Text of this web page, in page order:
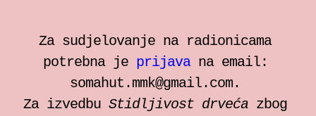
Za sudjelovanje na radionicama
potrebna je prijavana email:
somahut.mmk@gmail.com.
Za izvedbu Stidljivost drveća zbog